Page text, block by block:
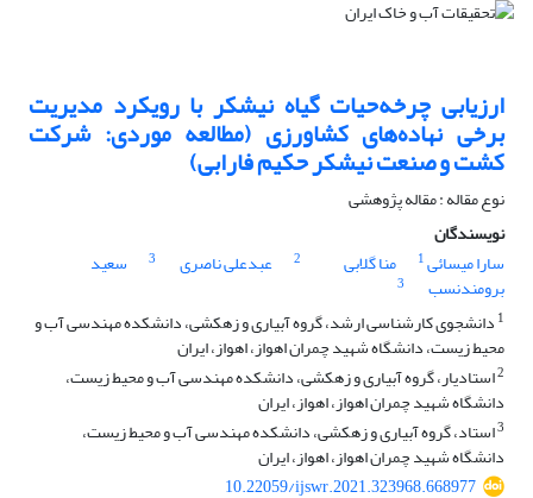
ارزیابی چرخه‌حیات گیاه نیشکر با رویکرد مدیریت
برخی نهاده‌های کشاورزی (مطالعه موردی: شرکت
کشت و صنعت نیشکر حکیم فارابی)
نوع مقاله : مقاله پژوهشی
نویسندگان
سارا میسائی1 منا گلابی 2 عبدعلی ناصری 3 سعید
برومندنسب
3
1 دانشجوی کارشناسی ارشد، گروه آبیاری و زهکشی، دانشکده مهندسی آب و
محیط زیست، دانشگاه شهید چمران اهواز، اهواز، ایران
2استادیار، گروه آبیاری و زهکشی، دانشکده مهندسی آب و محیط زیست،
دانشگاه شهید چمران اهواز، اهواز، ایران
3استاد، گروه آبیاری و زهکشی، دانشکده مهندسی آب و محیط زیست،
دانشگاه شهید چمران اهواز، اهواز، ایران
10.22059/ijswr.2021.323968.668977